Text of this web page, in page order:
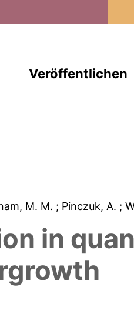
Veröffentlichen
M. M. ; Pinczuk, A. ;
in